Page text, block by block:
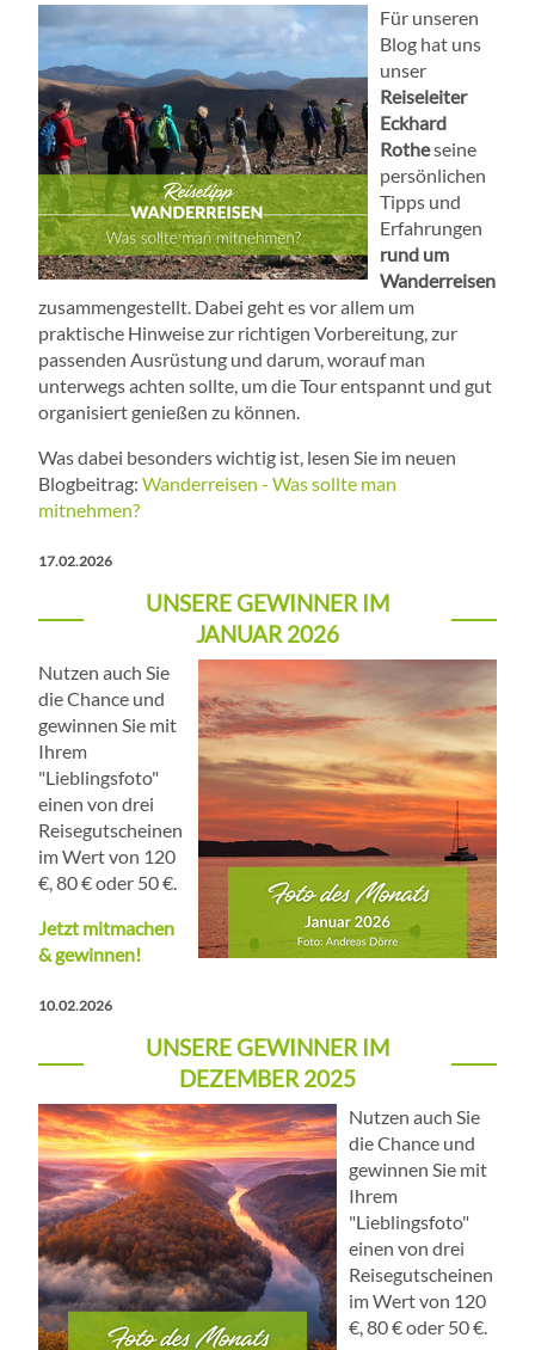
Für unseren
Blog hat uns
unser
Reiseleiter
Eckhard
Rotheseine
persönlichen
Tipps und
Erfahrungen
rund um
Wanderreisen
zusammengestellt. Dabei geht es vor allem um
praktische Hinweise zur richtigen Vorbereitung, zur
passenden Ausrüstung und darum, worauf man
unterwegs achten sollte, um die Tour entspannt und gut
organisiert genießen zu können.
Was dabei besonders wichtig ist, lesen Sie im neuen
Blogbeitrag: Wanderreisen - Was sollte man
mitnehmen?
17.02.2026
UNSERE GEWINNER IM
JANUAR 2026
Nutzen auch Sie
die Chance und
gewinnen Sie mit
Ihrem
"Lieblingsfoto"
einen von drei
Reisegutscheinen
im Wert von 120
€, 80 € oder 50 €.
Jetzt mitmachen
& gewinnen!
10.02.2026
UNSERE GEWINNER IM
DEZEMBER 2025
Nutzen auch Sie
die Chance und
gewinnen Sie mit
Ihrem
"Lieblingsfoto"
einen von drei
Reisegutscheinen
im Wert von 120
€, 80 € oder 50 €.